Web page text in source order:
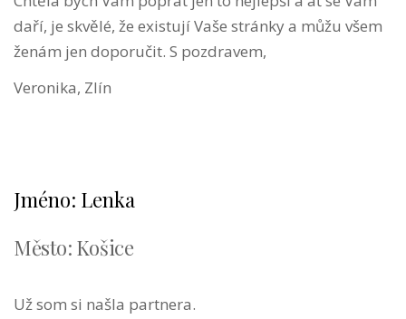
daří, je skvělé, že existují Vaše stránky a můžu všem
ženám jen doporučit. S pozdravem,
Veronika, Zlín
Jméno: Lenka
Město: Košice
Už som si našla partnera.